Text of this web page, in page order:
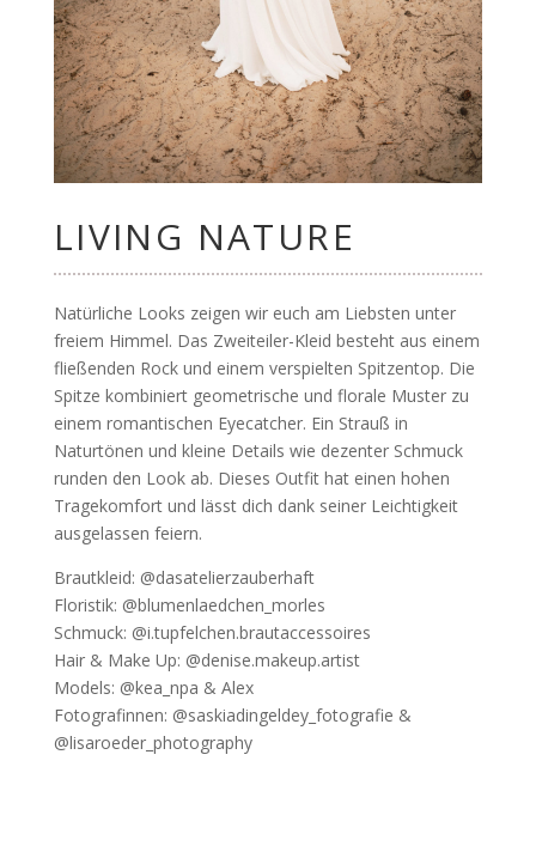
LIVING NATURE
Natürliche Looks zeigen wir euch am Liebsten unter
freiem Himmel. Das Zweiteiler-Kleid besteht aus einem
fließenden Rock und einem verspielten Spitzentop. Die
Spitze kombiniert geometrische und florale Muster zu
einem romantischen Eyecatcher. Ein Strauß in
Naturtönen und kleine Details wie dezenter Schmuck
runden den Look ab. Dieses Outfit hat einen hohen
Tragekomfort und lässt dich dank seiner Leichtigkeit
ausgelassen feiern.
Brautkleid: @dasatelierzauberhaft
Floristik: @blumenlaedchen_morles
Schmuck: @i.tupfelchen.brautaccessoires
Hair & Make Up: @denise.makeup.artist
Models: @kea_npa & Alex
Fotografinnen: @saskiadingeldey_fotografie &
@lisaroeder_photography